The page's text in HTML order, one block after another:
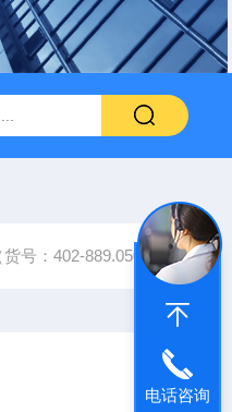
利特Hypersil ODS2
号：402-889.050）
电话咨询